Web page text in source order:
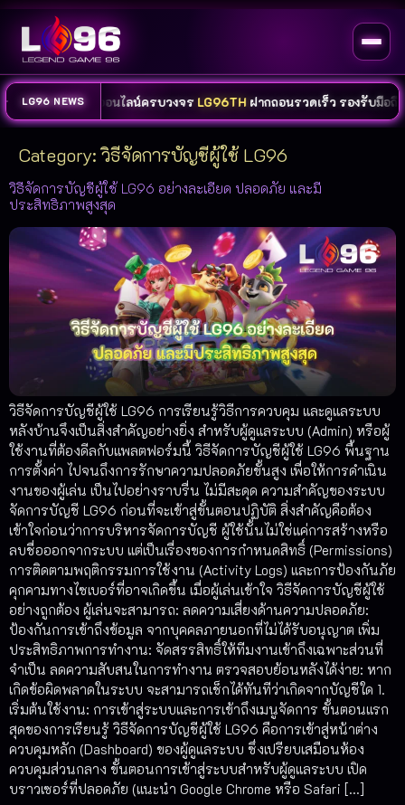
LG96 NEWS
สิโน และกีฬาออนไลน์ครบวงจรLG96THฝากถอนรวดเร็ว รองรับมือถือทุ
Category:วิธีจัดการบัญชีผู้ใช้ LG96
วิธีจัดการบัญชีผู้ใช้ LG96 อย่างละเอียด ปลอดภัย และมี
ประสิทธิภาพสูงสุด
วิธีจัดการบัญชีผู้ใช้ LG96 การเรียนรู้วิธีการควบคุม และดูแลระบบ
หลังบ้านจึงเป็นสิ่งสำคัญอย่างยิ่ง สำหรับผู้ดูแลระบบ (Admin) หรือผู้
ใช้งานที่ต้องดีลกับแพลตฟอร์มนี้ วิธีจัดการบัญชีผู้ใช้ LG96 พื้นฐาน
การตั้งค่า ไปจนถึงการรักษาความปลอดภัยขั้นสูง เพื่อให้การดำเนิน
งานของผู้เล่น เป็นไปอย่างราบรื่น ไม่มีสะดุด ความสำคัญของระบบ
จัดการบัญชี LG96 ก่อนที่จะเข้าสู่ขั้นตอนปฏิบัติ สิ่งสำคัญคือต้อง
เข้าใจก่อนว่าการบริหารจัดการบัญชี ผู้ใช้นั้นไม่ใช่แค่การสร้างหรือ
ลบชื่อออกจากระบบ แต่เป็นเรื่องของการกำหนดสิทธิ์ (Permissions)
การติดตามพฤติกรรมการใช้งาน (Activity Logs) และการป้องกันภัย
คุกคามทางไซเบอร์ที่อาจเกิดขึ้น เมื่อผู้เล่นเข้าใจ วิธีจัดการบัญชีผู้ใช้
อย่างถูกต้อง ผู้เล่นจะสามารถ: ลดความเสี่ยงด้านความปลอดภัย:
ป้องกันการเข้าถึงข้อมูล จากบุคคลภายนอกที่ไม่ได้รับอนุญาต เพิ่ม
ประสิทธิภาพการทำงาน: จัดสรรสิทธิ์ให้ทีมงานเข้าถึงเฉพาะส่วนที่
จำเป็น ลดความสับสนในการทำงาน ตรวจสอบย้อนหลังได้ง่าย: หาก
เกิดข้อผิดพลาดในระบบ จะสามารถเช็กได้ทันทีว่าเกิดจากบัญชีใด 1.
เริ่มต้นใช้งาน: การเข้าสู่ระบบและการเข้าถึงเมนูจัดการ ขั้นตอนแรก
สุดของการเรียนรู้ วิธีจัดการบัญชีผู้ใช้ LG96 คือการเข้าสู่หน้าต่าง
ควบคุมหลัก (Dashboard) ของผู้ดูแลระบบ ซึ่งเปรียบเสมือนห้อง
ควบคุมส่วนกลาง ขั้นตอนการเข้าสู่ระบบสำหรับผู้ดูแลระบบ เปิด
บราวเซอร์ที่ปลอดภัย (แนะนำ Google Chrome หรือ Safari […]